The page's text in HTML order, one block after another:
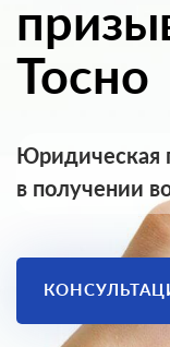
Тосно
Юридическая
в получении